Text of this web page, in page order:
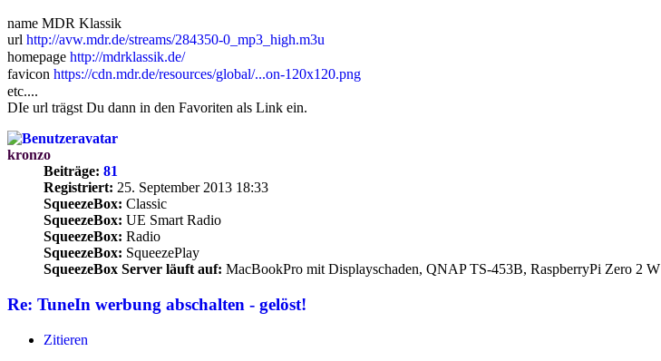
name MDR Klassik
url http://avw.mdr.de/streams/284350-0_mp3_high.m3u
homepage http://mdrklassik.de/
favicon https://cdn.mdr.de/resources/global/...on-120x120.png
etc....
DIe url trägst Du dann in den Favoriten als Link ein.
kronzo
Beiträge: 81
Registriert: 25. September 2013 18:33
SqueezeBox: Classic
SqueezeBox: UE Smart Radio
SqueezeBox: Radio
SqueezeBox: SqueezePlay
SqueezeBox Server läuft auf: MacBookPro mit Displayschaden, QNAP TS-453B, RaspberryPi Zero 2 W
Re: TuneIn werbung abschalten - gelöst!
Zitieren